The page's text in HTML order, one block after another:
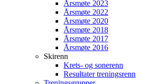
Årsmøte 2023
Årsmøte 2022
Årsmøte 2020
Årsmøte 2018
Årsmøte 2017
Årsmøte 2016
Skirenn
Krets- og sonerenn
Resultater treningsrenn